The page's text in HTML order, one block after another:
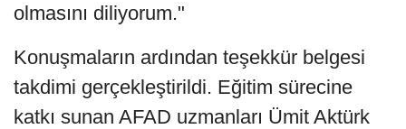
olmasını diliyorum."
Konuşmaların ardından teşekkür belgesi
takdimi gerçekleştirildi. Eğitim sürecine
katkı sunan AFAD uzmanları Ümit Aktürk